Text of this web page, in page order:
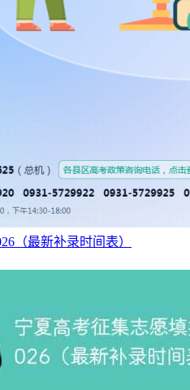
（最新补录时间表）